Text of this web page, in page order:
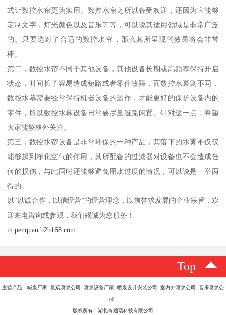
式让数控水帘更为实用。数控水帘之所以备受欢迎，还因为它能够
定制文字，灯光颜色以及音乐等等，可以说其适用领域是非常广泛
的。只要选对了合适的数控水帘，那么其所呈现的效果将会非常
棒。
第二，数控水帘不同于其他设备，其他设备长期或高频率保持开启
状态，时间长了容易造成短路或者零件故障，而数控水幕则不同，
数控水幕需要经常保持机器设备的运作，才能更好的保护设备内的
零件，所以数控水幕设备日常要尽量避免闲置。针对这一点，希望
大家能够格外关注。
第三，数控水帘设备是非常环保的一种产品，其落下的水雾不仅仅
能够起到净化空气的作用，其所配备的过滤器对设备也不会造成任
何的损伤，与此同时还能够避免用水过度的情况，可以说是一举两
得的。
以“以诚合作，以信经营”的经营理念，以信誉求发展的企业宗旨，欢
迎来电咨询或参观，我们竭诚为您服务！
m.penquan.b2b168.com
Top
主营产品：喊泉厂家 景观喷泉公司 喷泉设备厂家 喷泉设计安装公司 室内外喷泉公司 音乐喷泉公
司
版权所有：湖北奇通瑞科技有限公司